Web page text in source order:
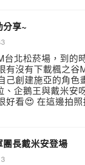
享~
北松菸場，到的
有沒有下載楓之
己創建施亞的角
、企鵝王與戴米安
好看😍 在這邊拍
長戴米安登場